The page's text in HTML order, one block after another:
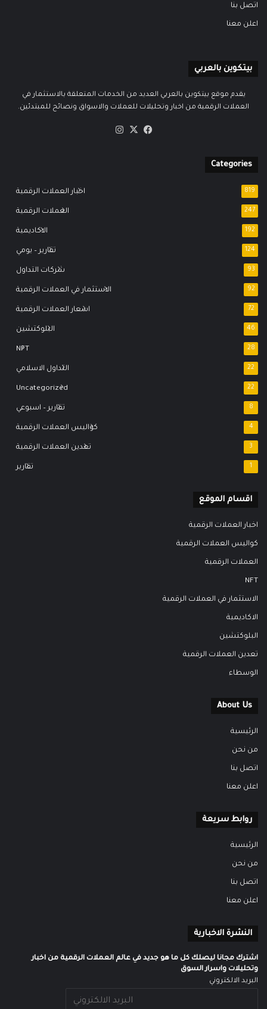
اتصل بنا
اعلن معنا
بيتكوين بالعربي
يقدم موقع بيتكوين بالعربي العديد من الخدمات المتعلقة بالاستثمار في
العملات الرقمية من اخبار وتحليلات للعملات والاسواق ونصائح للمبتدئين.
فيسبوك
‫X
Categories
اخبار العملات الرقمية 819
العملات الرقمية 247
الاكاديمية 192
تقارير – يومي 124
شركات التداول 93
الاستثمار في العملات الرقمية 92
اسعار العملات الرقمية 72
البلوكتشين 46
NFT 28
التداول الاسلامي 22
Uncategorized 22
تقارير – اسبوعي 8
كواليس العملات الرقمية 4
تعدين العملات الرقمية 3
تقارير 1
اقسام الموقع
اخبار العملات الرقمية
كواليس العملات الرقمية
العملات الرقمية
NFT
الاستثمار في العملات الرقمية
الاكاديمية
البلوكتشين
تعدين العملات الرقمية
الوسطاء
About Us
الرئيسية
من نحن
اتصل بنا
اعلن معنا
روابط سريعة
الرئيسية
من نحن
اتصل بنا
اعلن معنا
النشرة الاخبارية
اشترك مجانا ليصلك كل ما هو جديد في عالم العملات الرقمية من اخبار
وتحليلات واسرار السوق
البريد الالكتروني